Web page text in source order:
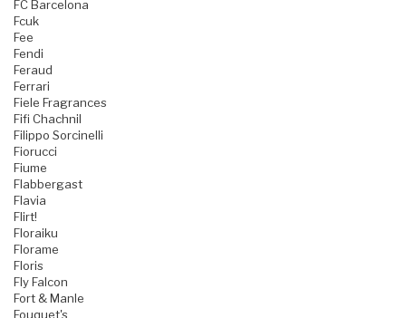
FC Barcelona
Fcuk
Fee
Fendi
Feraud
Ferrari
Fiele Fragrances
Fifi Chachnil
Filippo Sorcinelli
Fiorucci
Fiume
Flabbergast
Flavia
Flirt!
Floraiku
Florame
Floris
Fly Falcon
Fort & Manle
Fouquet's